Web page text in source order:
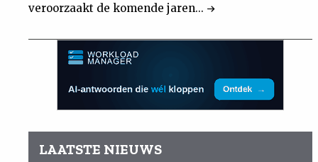
veroorzaakt de komende jaren...
LAATSTE NIEUWS